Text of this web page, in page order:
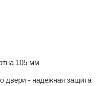
105 мм
двери - надежная защита